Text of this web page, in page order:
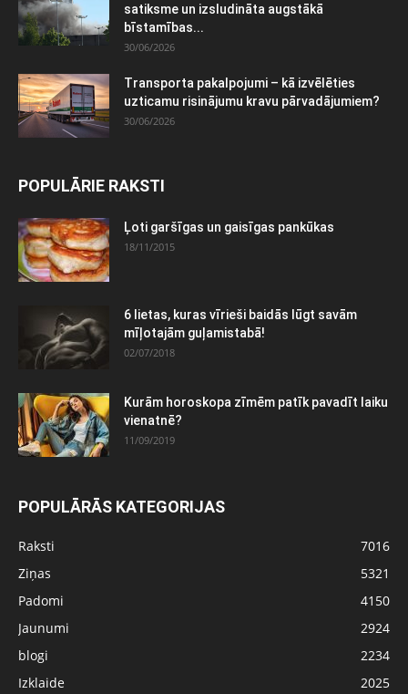
satiksme un izsludināta augstākā
bīstamības...
30/06/2026
Transporta pakalpojumi – kā izvēlēties
uzticamu risinājumu kravu pārvadājumiem?
30/06/2026
POPULĀRIE RAKSTI
Ļoti garšīgas un gaisīgas pankūkas
18/11/2015
6 lietas, kuras vīrieši baidās lūgt savām
mīļotajām guļamistabā!
02/07/2018
Kurām horoskopa zīmēm patīk pavadīt laiku
vienatnē?
11/09/2019
POPULĀRĀS KATEGORIJAS
Raksti
7016
Ziņas
5321
Padomi
4150
Jaunumi
2924
blogi
2234
Izklaide
2025